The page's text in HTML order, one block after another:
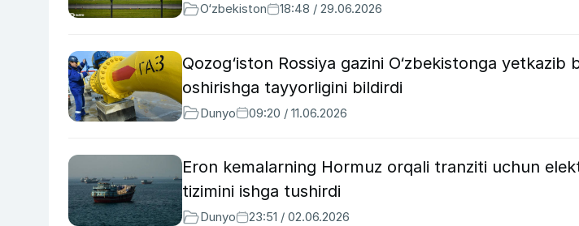
O‘zbekiston 18:48 / 29.06.2026
Qozog‘iston Rossiya gazini O‘zbekistonga yetkazib
oshirishga tayyorligini bildirdi
Dunyo 09:20 / 11.06.2026
Eron kemalarning Hormuz orqali tranziti uchun
tizimini ishga tushirdi
Dunyo 23:51 / 02.06.2026